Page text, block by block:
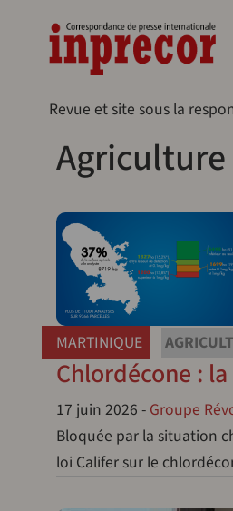
Revue et site sous la
Agriculture
MARTINIQUE
Chlordécone :
17 juin 2026 - Groupe
Bloquée par la situation
loi Califer sur le